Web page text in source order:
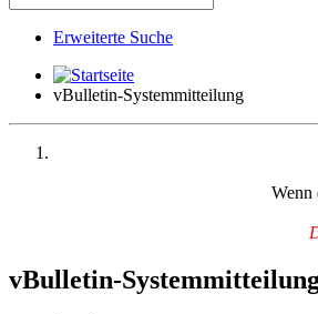
Erweiterte Suche
vBulletin-Systemmitteilung
Wenn
vBulletin-